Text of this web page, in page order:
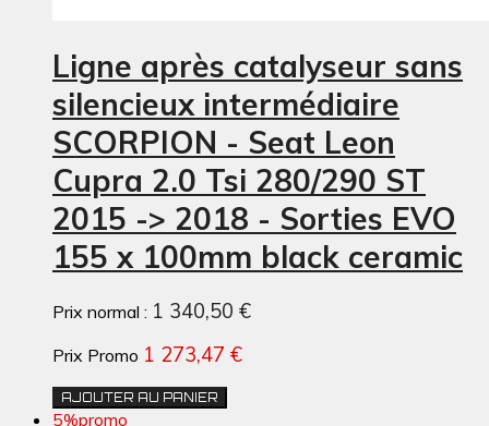
Ligne après catalyseur sans
silencieux intermédiaire
SCORPION - Seat Leon
Cupra 2.0 Tsi 280/290 ST
2015 -> 2018 - Sorties EVO
155 x 100mm black ceramic
Prix normal : 1 340,50 €
Prix Promo 1 273,47 €
AJOUTER AU PANIER
5%promo